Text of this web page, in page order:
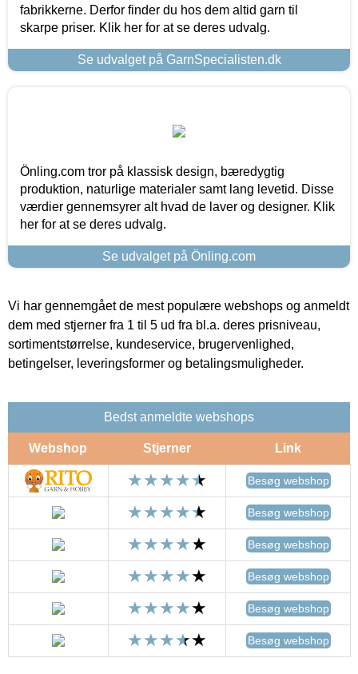
fabrikkerne. Derfor finder du hos dem altid garn til
skarpe priser. Klik her for at se deres udvalg.
Se udvalget på GarnSpecialisten.dk
Önling.com tror på klassisk design, bæredygtig
produktion, naturlige materialer samt lang levetid. Disse
værdier gennemsyrer alt hvad de laver og designer. Klik
her for at se deres udvalg.
Se udvalget på Önling.com
Vi har gennemgået de mest populære webshops og anmeldt
dem med stjerner fra 1 til 5 ud fra bl.a. deres prisniveau,
sortimentstørrelse, kundeservice, brugervenlighed,
betingelser, leveringsformer og betalingsmuligheder.
Bedst anmeldte webshops
Webshop Stjerner Link
Besøg webshop
Besøg webshop
Besøg webshop
Besøg webshop
Besøg webshop
Besøg webshop